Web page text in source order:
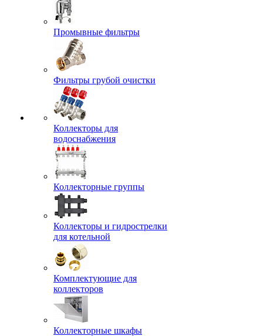
Промывные фильтры
Фильтры грубой очистки
Коллекторы для
водоснабжения
Коллекторные группы
Коллекторы и гидрострелки
для котельной
Комплектующие для
коллекторов
Коллекторные шкафы